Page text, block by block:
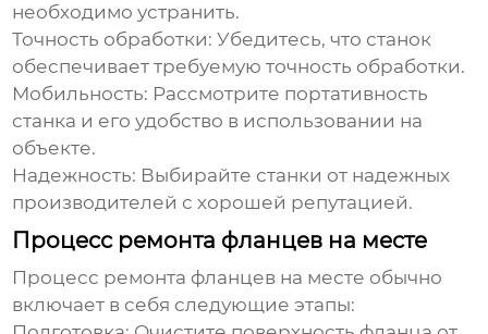
необходимо устранить.
Точность обработки: Убедитесь, что станок
обеспечивает требуемую точность обработки.
Мобильность: Рассмотрите портативность
станка и его удобство в использовании на
объекте.
Надежность: Выбирайте станки от надежных
производителей с хорошей репутацией.
Процесс ремонта фланцев на месте
Процесс ремонта фланцев на месте обычно
включает в себя следующие этапы: